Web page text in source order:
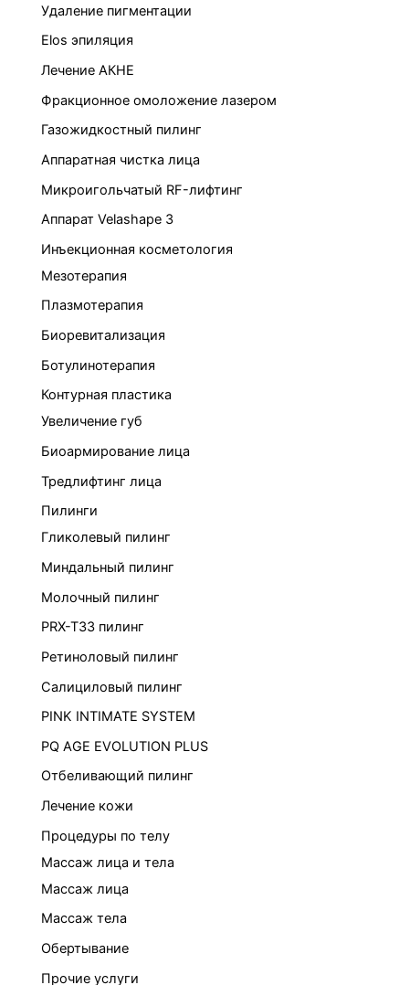
Удаление пигментации
Elos эпиляция
Лечение АКНЕ
Фракционное омоложение лазером
Газожидкостный пилинг
Аппаратная чистка лица
Микроигольчатый RF-лифтинг
Аппарат Velashape 3
Инъекционная косметология
Мезотерапия
Плазмотерапия
Биоревитализация
Ботулинотерапия
Контурная пластика
Увеличение губ
Биоармирование лица
Тредлифтинг лица
Пилинги
Гликолевый пилинг
Миндальный пилинг
Молочный пилинг
PRX-T33 пилинг
Ретиноловый пилинг
Салициловый пилинг
PINK INTIMATE SYSTEM
PQ AGE EVOLUTION PLUS
Отбеливающий пилинг
Лечение кожи
Процедуры по телу
Массаж лица и тела
Массаж лица
Массаж тела
Обертывание
Прочие услуги